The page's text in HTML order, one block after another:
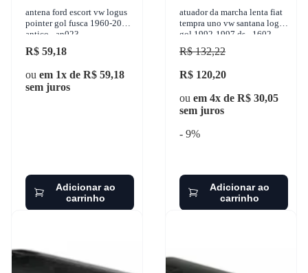
antena ford escort vw logus
pointer gol fusca 1960-2016
antico - an023
R$ 59,18
ou em 1x de R$ 59,18
sem juros
Adicionar ao
carrinho
atuador da marcha lenta fiat
tempra uno vw santana logus
gol 1992-1997 ds - 1602
R$ 132,22
R$ 120,20
ou em 4x de R$ 30,05
sem juros
- 9%
Adicionar ao
carrinho